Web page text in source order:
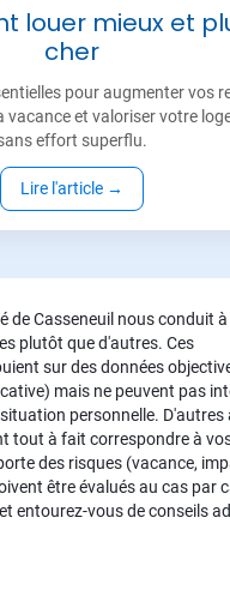
louer mieux et
cher
pour augmenter vos
vacance et valoriser votre
effort superflu.
Lire l'article →
de Casseneuil nous conduit
plutôt que d'autres. Ces
sur des données
mais ne peuvent pas
personnelle. D'autres
tout à fait correspondre à
des risques (vacance,
être évalués au cas par
entourez-vous de conseils